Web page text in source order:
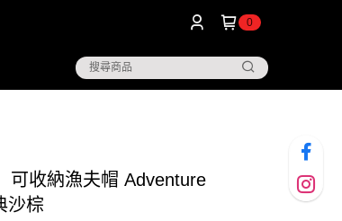
0
可收納漁夫帽 Adventure
沙棕